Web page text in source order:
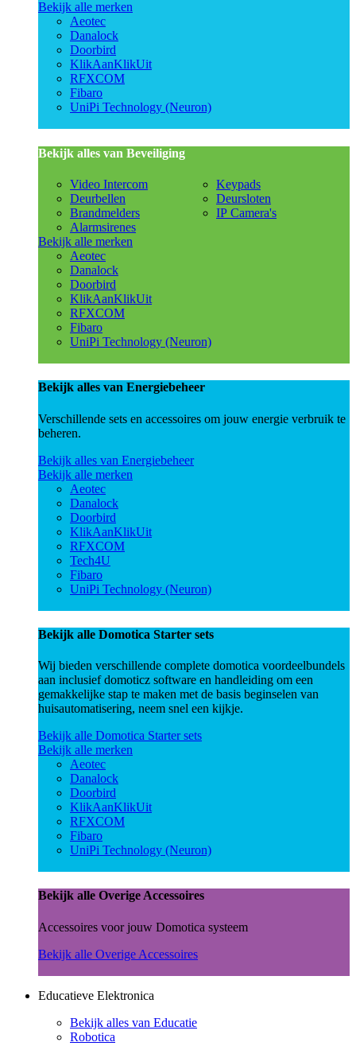
Bekijk alle merken
Aeotec
Danalock
Doorbird
KlikAanKlikUit
RFXCOM
Fibaro
UniPi Technology (Neuron)
Bekijk alles van Beveiliging
Video Intercom
Deurbellen
Brandmelders
Alarmsirenes
Keypads
Deursloten
IP Camera's
Bekijk alle merken
Aeotec
Danalock
Doorbird
KlikAanKlikUit
RFXCOM
Fibaro
UniPi Technology (Neuron)
Bekijk alles van Energiebeheer
Verschillende sets en accessoires om jouw energie verbruik te
beheren.
Bekijk alles van Energiebeheer
Bekijk alle merken
Aeotec
Danalock
Doorbird
KlikAanKlikUit
RFXCOM
Tech4U
Fibaro
UniPi Technology (Neuron)
Bekijk alle Domotica Starter sets
Wij bieden verschillende complete domotica voordeelbundels
aan inclusief domoticz software en handleiding om een
gemakkelijke stap te maken met de basis beginselen van
huisautomatisering, neem snel een kijkje.
Bekijk alle Domotica Starter sets
Bekijk alle merken
Aeotec
Danalock
Doorbird
KlikAanKlikUit
RFXCOM
Fibaro
UniPi Technology (Neuron)
Bekijk alle Overige Accessoires
Accessoires voor jouw Domotica systeem
Bekijk alle Overige Accessoires
Educatieve Elektronica
Bekijk alles van Educatie
Robotica